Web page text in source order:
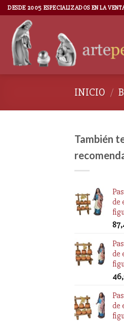
DESDE 2005 ESPECIALIZADOS EN LA
INICIO /
También
de
de
de